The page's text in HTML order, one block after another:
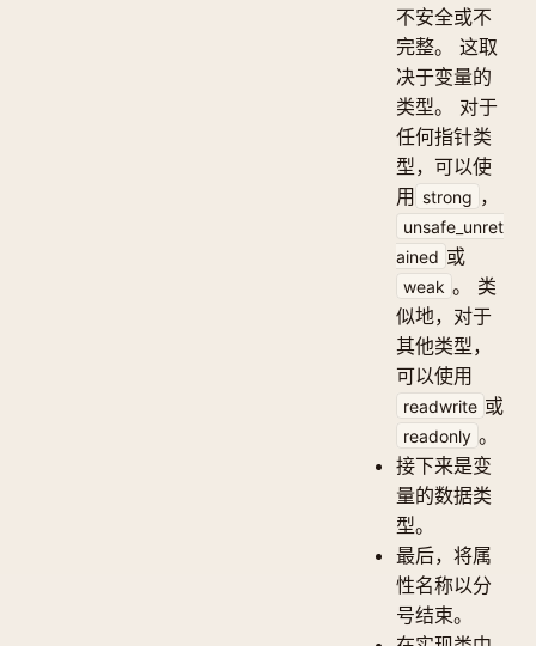
不安全或不
完整。 这取
决于变量的
类型。 对于
任何指针类
型，可以使
用 strong ，
unsafe_unret
ained 或
weak 。 类
似地，对于
其他类型，
可以使用
readwrite 或
readonly 。
接下来是变
量的数据类
型。
最后，将属
性名称以分
号结束。